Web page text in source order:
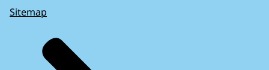
Sitemap